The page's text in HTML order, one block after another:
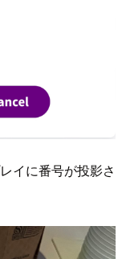
イに番号が投影さ